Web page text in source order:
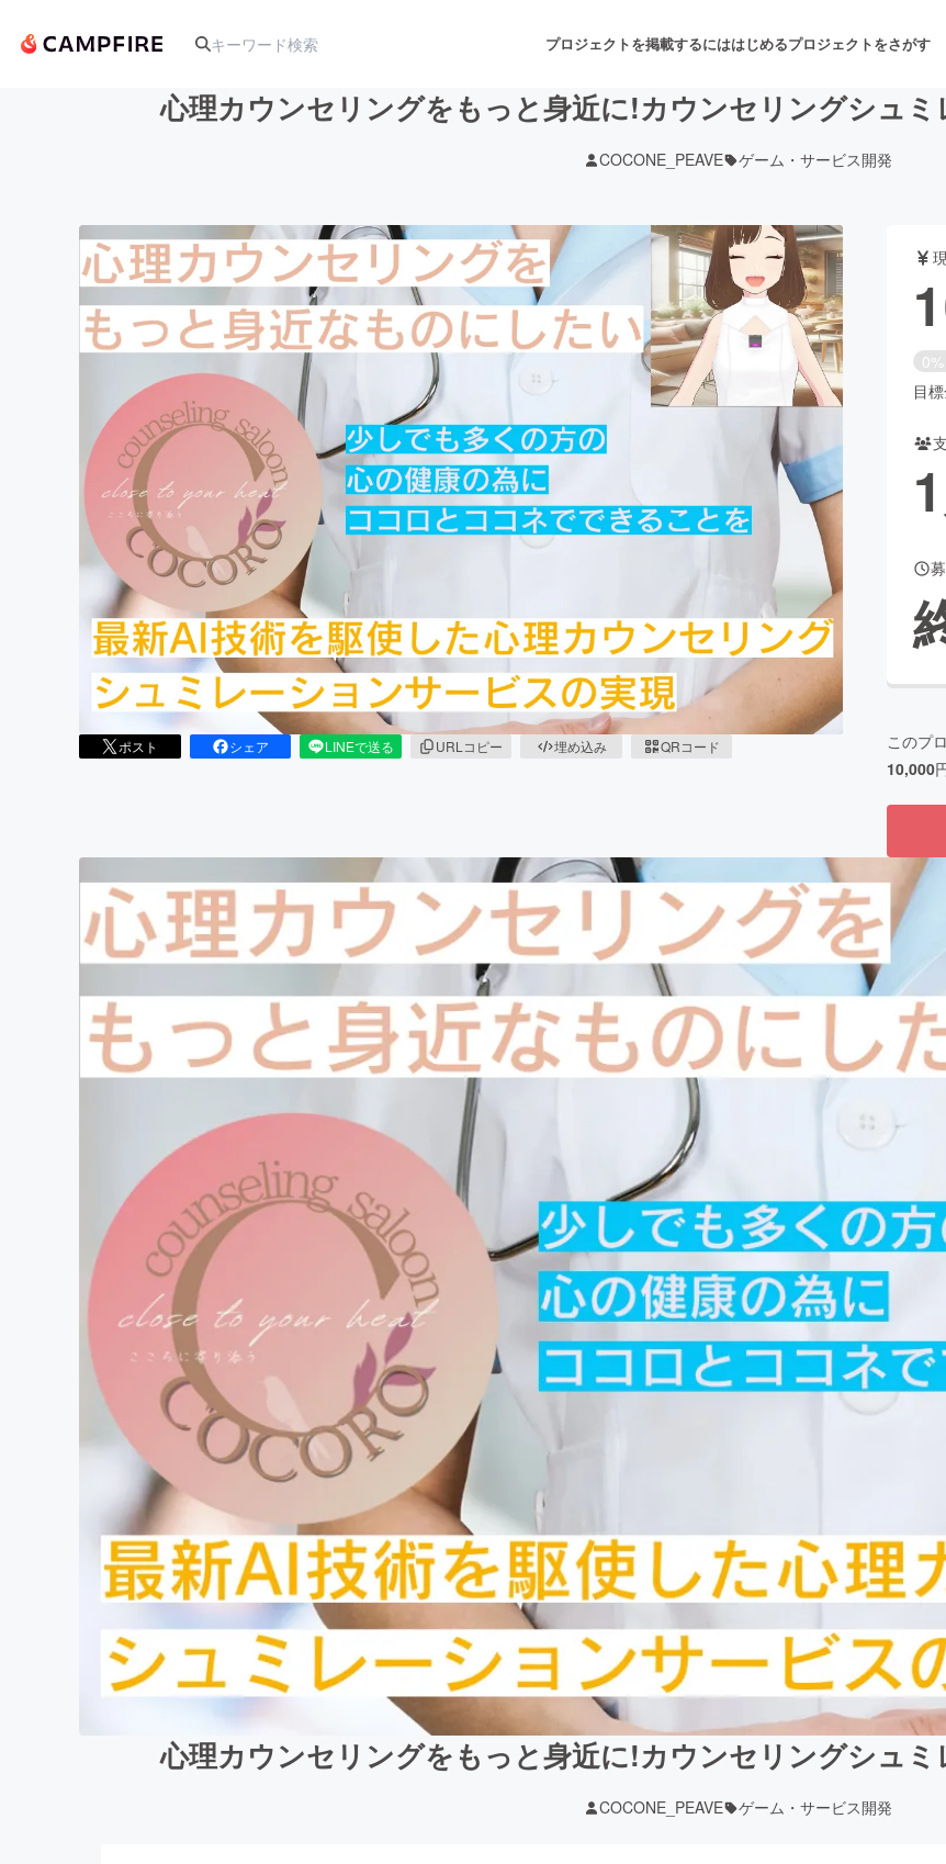
プロジェクトを掲載するにははじめるプロジェクトをさがす
アート・写真 音楽 舞台・パフォーマ
テクノロジー・ガジェット ゲーム・サービス開発 フード・飲食店
映像・映画 書籍・雑誌出版 アニメ・漫画
ビジネス・起業 チャレンジ ビューティー・ヘ
まちづくり・地域活性化
CAMPFIRE Creation
machi-yaコミュニティ
心理カウンセリングをもっと身近に!カウンセリングシュ
COCONE_PEAVE ゲーム・サービス開発
ポスト シェア LINEで送る URLコピー 埋め込み QRコード
0%
目
1
このプ
10,000
心理カウンセリングをもっと身近に!カウンセリングシュ
COCONE_PEAVE ゲーム・サービス開発